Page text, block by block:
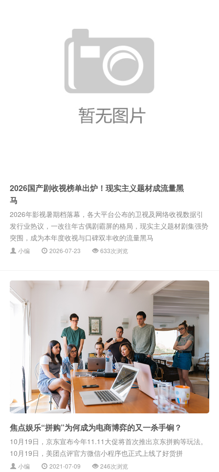
2026国产剧收视榜单出炉！现实主义题材成流量黑
马
2026年影视暑期档落幕，各大平台公布的卫视及网络收视数据引
发行业热议，一改往年古偶剧霸屏的格局，现实主义题材剧集强势
突围，成为本年度收视与口碑双丰收的流量黑马
小编 2026-07-23 633次浏览
焦点娱乐“拼购”为何成为电商博弈的又一杀手锏？
10月19日，京东宣布今年11.11大促将首次推出京东拼购等玩法。
10月19日，美团点评官方微信小程序也正式上线了好货拼
小编 2021-07-09 246次浏览